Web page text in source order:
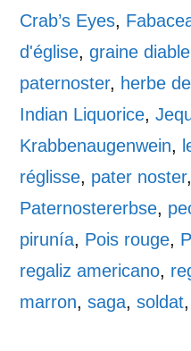
Crab’s Eyes,
d'église,graine diable
paternoster, herbe
Indian Liquorice,
Krabbenaugenwein,
réglisse, pater noster,
Paternostererbse,
pirunía, Pois rouge,
regaliz americano,
marron,saga,soldat